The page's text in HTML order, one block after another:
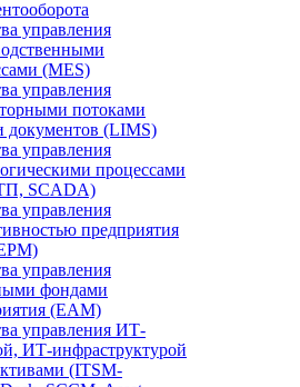
управления
(MES)
управления
потоками
документов (LIMS)
управления
процессами
SCADA)
управления
предприятия
управления
фондами
(EAM)
управления ИТ-
ИТ-инфраструктурой
(ITSM-